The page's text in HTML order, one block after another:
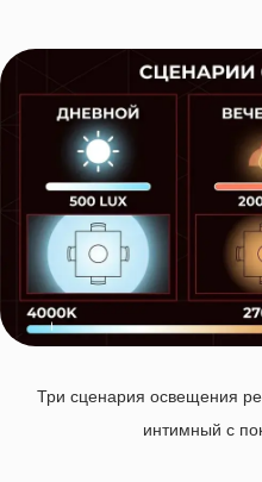
Три сценария освещения
интимный с